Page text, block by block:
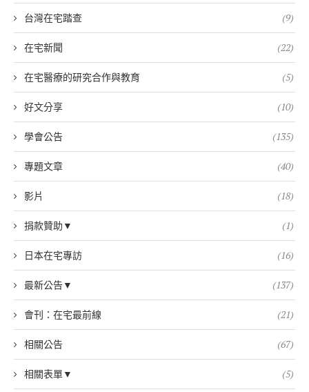
台灣在宅踏查 (9)
在宅新聞 (22)
在宅醫療的研究合作與教育 (5)
好文分享 (10)
學會公告 (135)
專題文章 (40)
影片 (18)
捐款贊助▼ (1)
日本在宅專訪 (16)
最新公告▼ (137)
會刊：在宅最前線 (21)
相關公告 (67)
相關表單▼ (5)